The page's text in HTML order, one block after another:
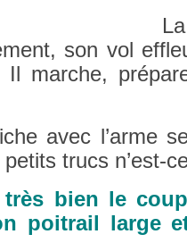
son vol
marche,
avec l’arme
trucs n’est-
bien le
poit­rail large